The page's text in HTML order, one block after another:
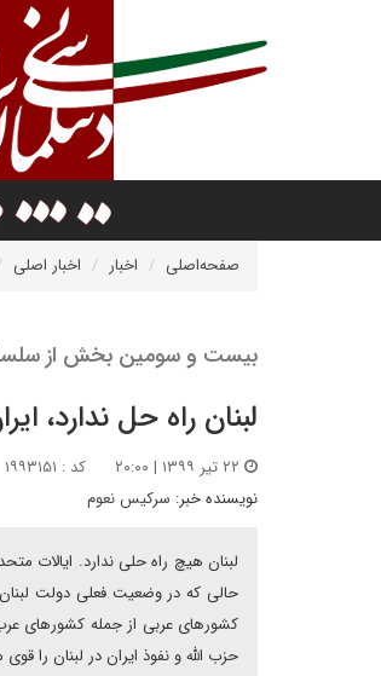
صفحه‌اصلی اخبار اخبار اصلی
بیست و سومین بخش از
لبنان راه حل ندارد،
کد : ۱۹۹۳۱۵۱
نویسنده خبر: سرکیس نعوم
لبنان هیچ راه حلی ندارد. ایالات
حالی که در وضعیت فعلی دولت لبنان
کشورهای عربی از جمله کشورهای
حزب الله و نفوذ ایران در لبنان را